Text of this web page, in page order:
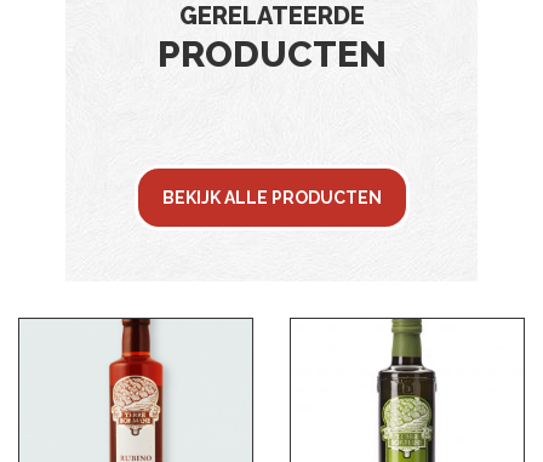
GERELATEERDE
PRODUCTEN
BEKIJK ALLE PRODUCTEN